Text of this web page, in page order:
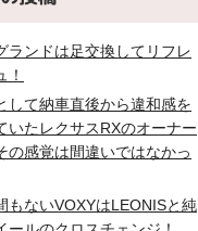
ランドは足交換してリフレ
！
して納車直後から違和感を
いたレクサスRXのオーナー
の感覚は間違いではなかっ
もないVOXYはLEONISと純